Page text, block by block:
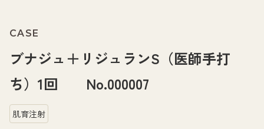
CASE
ブナジュ＋リジュランS（医師手打
ち）1回 No.000007
肌育注射